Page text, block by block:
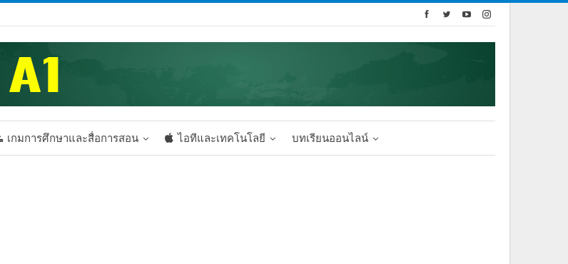
เกมการศึกษาและสื่อการสอน ไอทีและเทคโนโลยี บทเรียนออนไลน์